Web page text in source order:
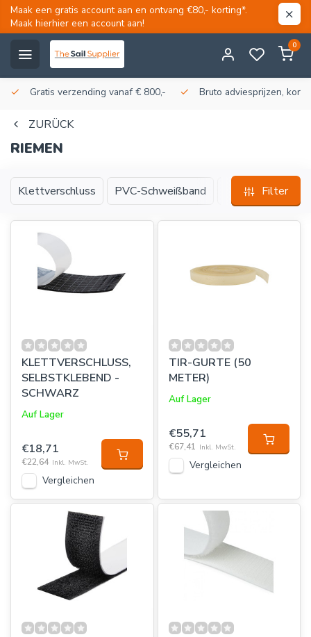
Maak een gratis account aan en ontvang €80,- korting*.
Maak hierhier een account aan!
0
Gratis verzending vanaf € 800,- Bruto adviesprijzen,
ZURÜCK
RIEMEN
Klettverschluss PVC-Schweißband Riemen Filter
KLETTVERSCHLUSS,
SELBSTKLEBEND -
SCHWARZ
Auf Lager
€18,71
€22,64 Inkl. MwSt.
Vergleichen
TIR-GURTE (50
METER)
Auf Lager
€55,71
€67,41 Inkl. MwSt.
Vergleichen